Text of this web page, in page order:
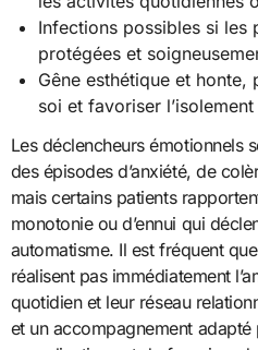
Infections possibles si les
protégées et
Gêne esthétique et honte,
soi et favoriser
Les déclencheurs émotionnels
des épisodes d’anxiété, de
mais certains patients
monotonie ou d’ennui qui
automatisme. Il est fréquent
réalisent pas immédiatement
quotidien et leur réseau
et un accompagnement